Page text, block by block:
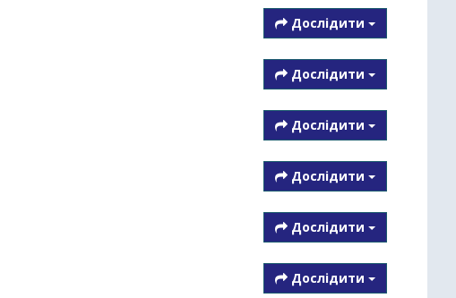
Дослідити
Дослідити
Дослідити
Дослідити
Дослідити
Дослідити